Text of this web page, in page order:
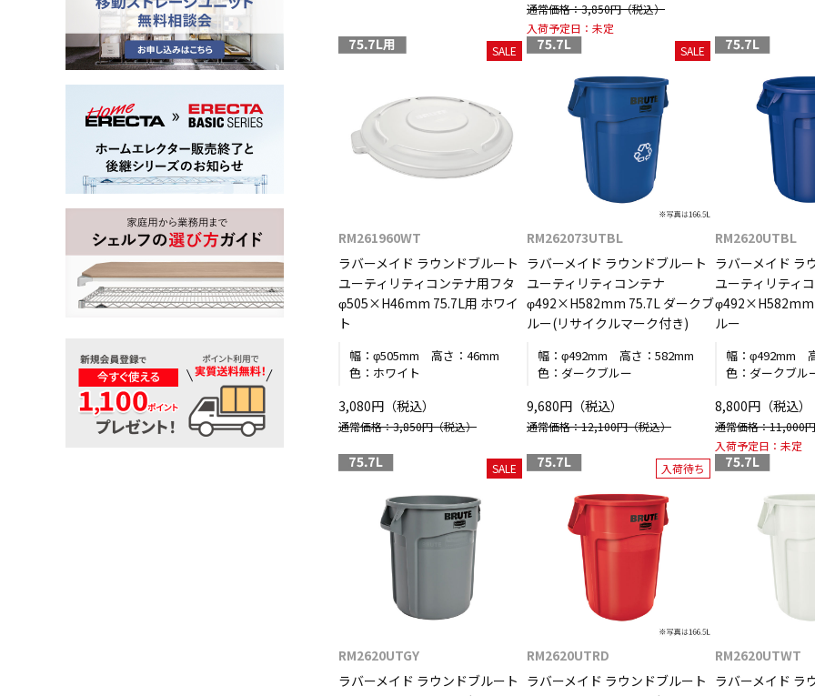
通常価格：3,850円（税込）
入荷予定日： 未定
SALE
RM261960WT
ラバーメイド ラウンドブルート
ユーティリティコンテナ用フタ
φ505×H46mm 75.7L用 ホワイ
ト
幅： φ505mm 高さ： 46mm
色： ホワイト
3,080円（税込）
通常価格：3,850円（税込）
SALE
RM262073UTBL
ラバーメイド ラウンドブルート
ユーティリティコンテナ
φ492×H582mm 75.7L ダークブ
ルー(リサイクルマーク付き)
幅： φ492mm 高さ： 582mm
色： ダークブルー
9,680円（税込）
通常価格：12,100円（税込）
RM2620UTBL
ラバーメイド ラ
ユーティリティ
φ492×H582mm
ルー
幅： φ492mm
色： ダークブル
8,800円（税込）
通常価格：11,000円
入荷予定日： 未定
SALE
RM2620UTGY
ラバーメイド ラウンドブルート
入荷待ち
RM2620UTRD
ラバーメイド ラウンドブルート
RM2620UTWT
ラバーメイド ラ